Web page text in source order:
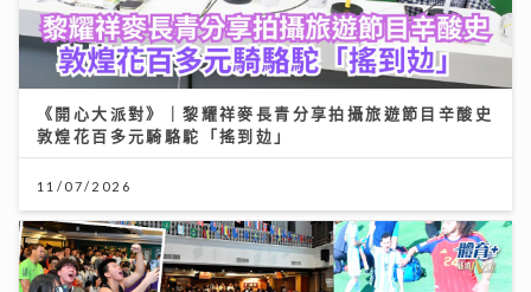
《開心大派對》｜黎耀祥麥長青分享拍攝旅遊節目辛酸史
敦煌花百多元騎駱駝「搖到攰」
11/07/2026